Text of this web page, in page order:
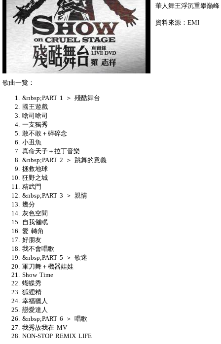
華人舞王浮沉重攀巔
資料來源：EMI
歌曲一覽：
&nbsp;PART 1 ＞ 殘酷舞台
國王遊戲
嗆司嗆司
一支獨秀
敢不敢＋碎碎念
小丑魚
真命天子＋拉丁音樂
&nbsp;PART 2 ＞ 跳舞的意義
拯救地球
狂野之城
精武門
&nbsp;PART 3 ＞ 親情
幾分
灰色空間
自我催眠
愛 轉角
好朋友
我不會唱歌
&nbsp;PART 5 ＞ 歌迷
軍刀舞＋機器娃娃
Show Time
蝴蝶秀
狐狸精
幸福獵人
戀愛達人
&nbsp;PART 6 ＞ 唱歌
我秀故我在 MV
NON-STOP REMIX LIFE